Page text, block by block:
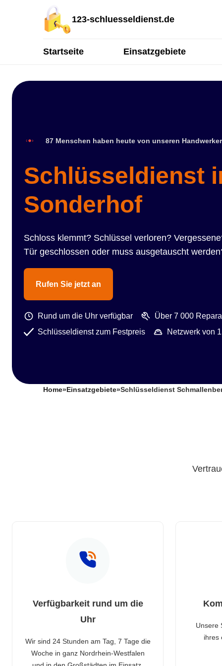
123-schluesseldienst.de
Startseite Einsatzgebiete
87 Menschen haben heute von unseren
Schlüsseldienst
Sonderhof
Schloss klemmt? Schlüssel verloren?
Tür geschlossen oder muss ausgetauscht
Rufen Sie jetzt an
Rund um die Uhr verfügbar
Über 7 000
Schlüsseldienst zum Festpreis
Netzwerk von
Home» Einsatzgebiete»Schlüsseldienst
Verfügbarkeit rund um die
Uhr
Wir sind 24 Stunden am Tag, 7 Tage die
Woche in ganz Nordrhein-Westfalen
Unsere
ihres